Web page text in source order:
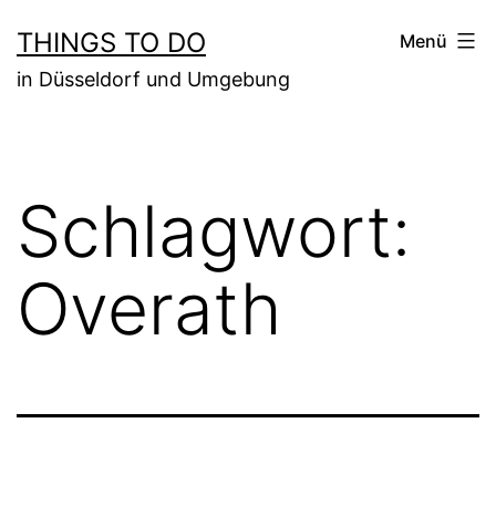
Inhalt
springen
THINGS TO DO
in Düsseldorf und Umgebung
Menü
Schlagwort:
Overath